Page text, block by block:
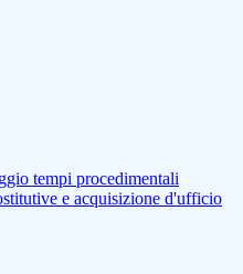
tempi procedimentali
e acquisizione d'ufficio